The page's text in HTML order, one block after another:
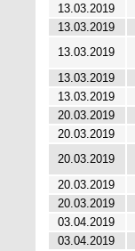
13.03.2019
13.03.2019
13.03.2019
13.03.2019
13.03.2019
20.03.2019
20.03.2019
20.03.2019
20.03.2019
20.03.2019
03.04.2019
03.04.2019